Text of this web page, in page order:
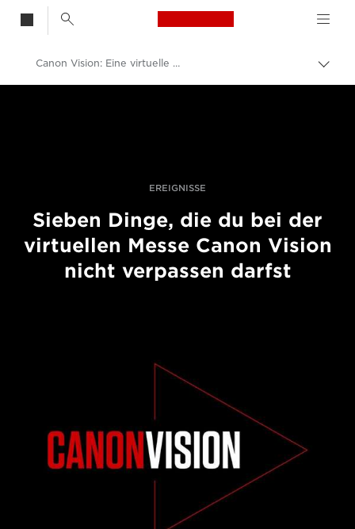
Canon Logo, back
Auf
Canon Vision: Eine virtuelle Messe
EREIGNISSE
Sieben Dinge, die du bei der
virtuellen Messe Canon Vision
nicht verpassen darfst